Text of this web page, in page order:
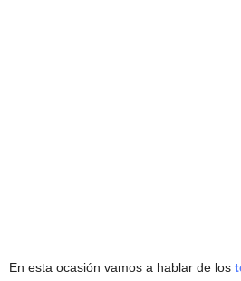
En esta ocasión vamos a hablar de los